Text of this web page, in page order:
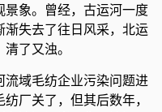
景象。曾经，古运河一度
渐失去了往日风采，北运
了又浊。
流域毛纺企业污染问题进
厂关了，但其后数年，